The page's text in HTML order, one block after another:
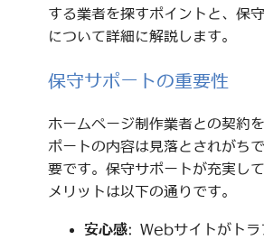
する業者を探すポイントと、保
について詳細に解説します。
保守サポートの重要性
ホームページ制作業者との契約
ポートの内容は見落とされがち
要です。保守サポートが充実し
メリットは以下の通りです。
安心感: Webサイトがトラ